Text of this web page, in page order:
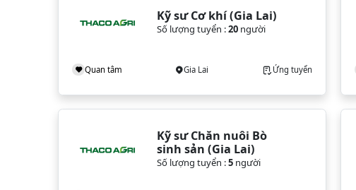
Kỹ sư Cơ khí (Gia Lai)
Số lượng tuyển :20người
Quan tâm Gia Lai Ứng tuyển
Kỹ sư Chăn nuôi Bò
sinh sản (Gia Lai)
Số lượng tuyển :5người